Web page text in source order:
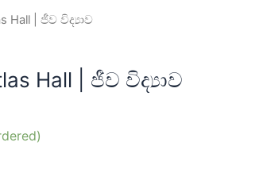
Hall | ජීව විද්‍යාව
Hall | ජීව විද්‍යාව